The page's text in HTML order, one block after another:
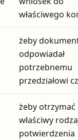
właściwego
żeby
odpowiadał
potrzebnemu
przedziałowi
żeby otrzymać
właściwy
potwierdzenia